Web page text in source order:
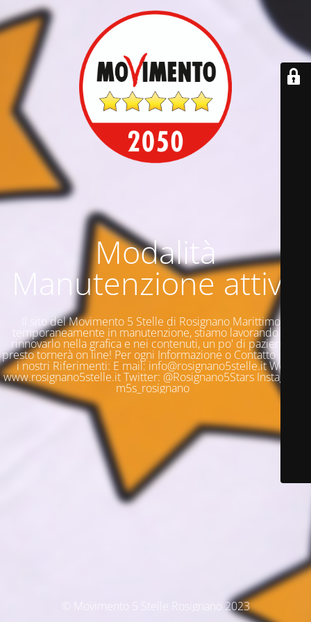
Modalità
Manutenzione attiva
Il sito del Movimento 5 Stelle di Rosignano Marittimo è
temporaneamente in manutenzione, stiamo lavorando per
rinnovarlo nella grafica e nei contenuti, un po' di pazienza e
presto tornerà on line! Per ogni Informazione o Contatto questi
i nostri Riferimenti: E mail: info@rosignano5stelle.it Web:
www.rosignano5stelle.it Twitter: @Rosignano5Stars Instagram:
m5s_rosignano
© Movimento 5 Stelle Rosignano 2023